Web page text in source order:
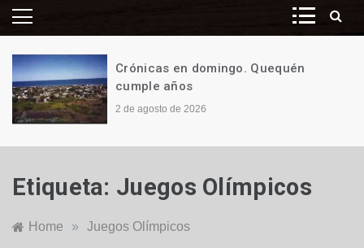
Crónicas en domingo. Quequén
cumple años
2 de agosto de 2026
Etiqueta: Juegos Olímpicos
Home » Juegos Olímpicos